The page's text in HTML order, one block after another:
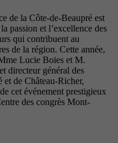
de la Côte-de-Beaupré est
passion et l’excellence des
qui contribuent au
de la région. Cette année,
Lucie Boies et M.
directeur général des
de Château-Richer,
cet événement prestigieux
des congrès Mont-